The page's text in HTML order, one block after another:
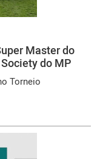
Master do
do MP
Torneio